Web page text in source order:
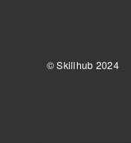
© Skillhub 2024